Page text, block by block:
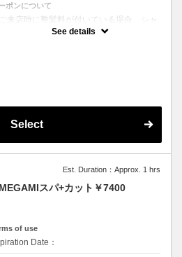
ポンについて
来店時に整髪料が付いている場合、シャ
プーを追加していただく場合がございま
。（＋1000円）
See details
Select
Est. Duration：Approx. 1 hrs
スパ+カット￥7400
of use
Date：